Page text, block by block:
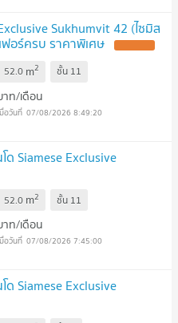
Sukhumvit 42 (ไซมิส
อร์ครบ ราคาพิเศษ
52.0 m2 ชั้น 11
าท/เดือน
07/08/2026 8:49:20
Siamese Exclusive
52.0 m2 ชั้น 11
าท/เดือน
07/08/2026 7:45:00
Siamese Exclusive